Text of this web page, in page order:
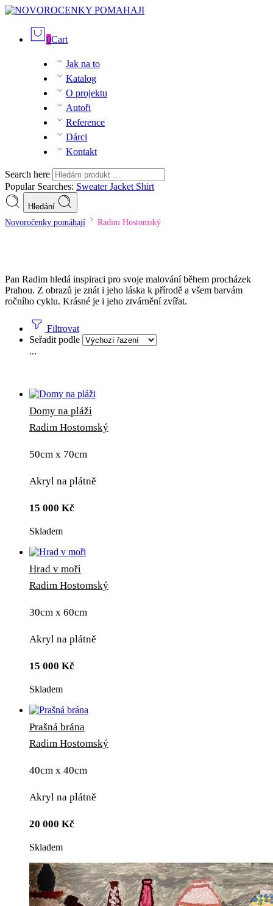
0Cart
Jak na to
Katalog
O projektu
Autoři
Reference
Dárci
Kontakt
Search here
Popular Searches: SweaterJacket Shirt
Hledání
Novoročenky pomáhají Radim Hostomský
Pan Radim hledá inspiraci pro svoje malování během procházek
Prahou. Z obrazů je znát i jeho láska k přírodě a všem barvám
ročního cyklu. Krásné je i jeho ztvárnění zvířat.
Filtrovat
Seřadit podle
...
Domy na pláži
Radim Hostomský
50cm x 70cm
Akryl na plátně
15 000 Kč
Skladem
Hrad v moři
Radim Hostomský
30cm x 60cm
Akryl na plátně
15 000 Kč
Skladem
Prašná brána
Radim Hostomský
40cm x 40cm
Akryl na plátně
20 000 Kč
Skladem